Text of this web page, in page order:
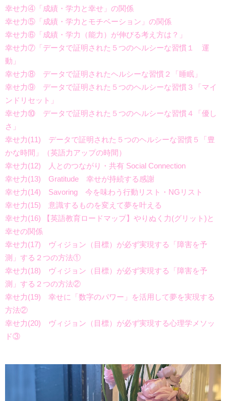
幸せ力④「成績・学力と幸せ」の関係
幸せ力⑤「成績・学力とモチベーション」の関係
幸せ力⑥「成績・学力（能力）が伸びる考え方は？」
幸せ力⑦「データで証明された５つのヘルシーな習慣１ 運
動」
幸せ力⑧ データで証明されたヘルシーな習慣２「睡眠」
幸せ力⑨ データで証明された５つのヘルシーな習慣３「マイ
ンドリセット」
幸せ力⑩ データで証明された５つのヘルシーな習慣４「優し
さ」
幸せ力(11) データで証明された５つのヘルシーな習慣５「豊
かな時間」（英語力アップの時間）
幸せ力(12) 人とのつながり・共有 Social Connection
幸せ力(13) Gratitude 幸せが持続する感謝
幸せ力(14) Savoring 今を味わう行動リスト・NGリスト
幸せ力(15) 意識するものを変えて夢を叶える
幸せ力(16) 【英語教育ロードマップ】やりぬく力(グリット)と
幸せの関係
幸せ力(17) ヴィジョン（目標）が必ず実現する「障害を予
測」する２つの方法①
幸せ力(18) ヴィジョン（目標）が必ず実現する「障害を予
測」する２つの方法②
幸せ力(19) 幸せに「数字のパワー」を活用して夢を実現する
方法②
幸せ力(20) ヴィジョン（目標）が必ず実現する心理学メソッ
ド③